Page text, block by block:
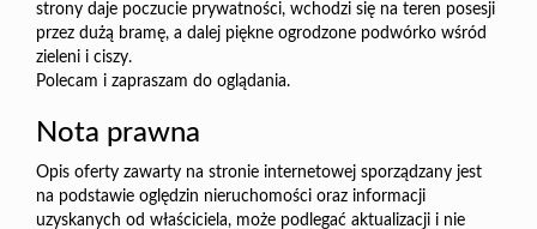
strony daje poczucie prywatności, wchodzi się na teren posesji
przez dużą bramę, a dalej piękne ogrodzone podwórko wśród
zieleni i ciszy.
Polecam i zapraszam do oglądania.
Nota prawna
Opis oferty zawarty na stronie internetowej sporządzany jest
na podstawie oględzin nieruchomości oraz informacji
uzyskanych od właściciela, może podlegać aktualizacji i nie